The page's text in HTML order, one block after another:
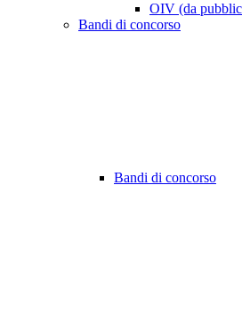
OIV (da
Bandi di concorso
Bandi di concorso